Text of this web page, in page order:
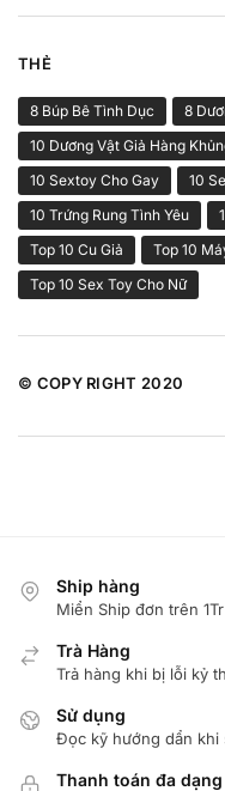
THẺ
8 Búp Bê Tình Dục
8
10 Dương Vật Giả Hàng
10 Sextoy Cho Gay
10
10 Trứng Rung Tình Yêu
Top 10 Cu Giả
Top 10
Top 10 Sex Toy Cho Nữ
© COPY RIGHT 2020
Ship hàng
Miển Ship đơn trên 1Tr
Trà Hàng
Trả hàng khi bị lỗi kỷ
Sử dụng
Đọc kỹ hướng dẩn khi
Thanh toán đa dạng